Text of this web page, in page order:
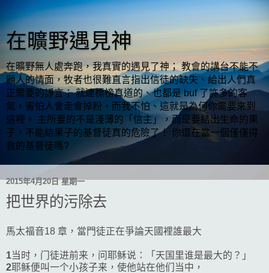
在曠野遇見神
在曠野無人處奔跑，我真實的遇見了神； 教會的講台不能不
顧人的情面，牧者也很難直言指出信徒的缺失、給出人們真
正需要的諍言； 就連標榜真道的、也都是 buf 了許多的客
氣，害怕人會走會掉粉，而我不怕、這就是為何你需要來到
這裡。 主所要的不是淺薄的「信主」，而是要結出生命的果
子，不能結果子的基督徒真的危險了！ 你還在當一個僅僅得
救的基督徒嗎?
2015年4月20日 星期一
把世界的污除去
馬太福音18 章，當門徒正在爭論天國裡誰最大
1当时，门徒进前来，问耶稣说：「天国里谁是最大的？」
2耶稣便叫一个小孩子来，使他站在他们当中，